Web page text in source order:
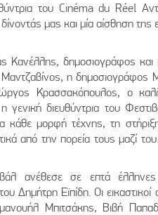
του Cinéma du Réel
μας και μία αίσθηση
Κανέλλης, δημοσιογράφος
η δημοσιογράφος
Κρασσακόπουλος, ο
γενική διευθύντρια του
κάθε μορφή τέχνης, τη
από την πορεία τους μαζί
ανέθεσε σε επτά έλληνες
Δημήτρη Εϊπίδη. Οι
Μπιτσάκης, Βιβή